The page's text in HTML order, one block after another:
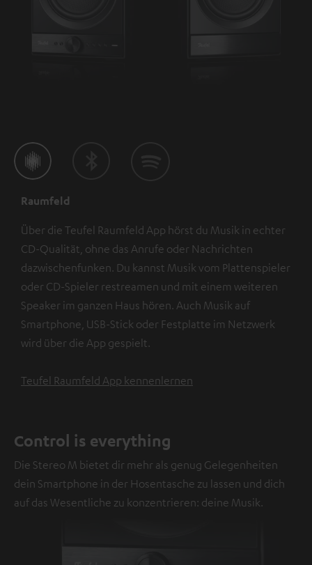
Raumfeld
Über die Teufel Raumfeld App hörst du Musik in echter
CD-Qualität, ohne das Anrufe oder Nachrichten
dazwischenfunken. Du kannst Musik vom Plattenspieler
oder CD-Spieler restreamen und mit einem weiteren
Speaker im ganzen Haus hören. Auch Musik auf
Smartphone, USB-Stick oder Festplatte im Netzwerk
wird über die App gespielt.
Teufel Raumfeld App kennenlernen
Control is everything
Die Stereo M bietet dir mehr als genug Gelegenheiten
dein Smartphone in der Hosentasche zu lassen und dich
auf das Wesentliche zu konzentrieren: deine Musik.